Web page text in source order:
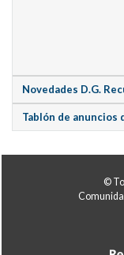
Novedades D.G.
Tablón de anuncios
©